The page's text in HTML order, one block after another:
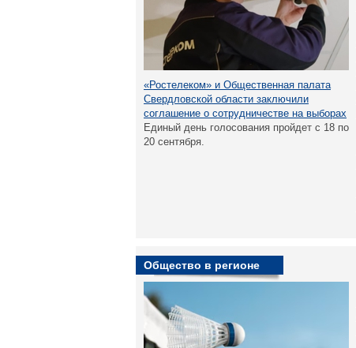
«Ростелеком» и Общественная палата
Свердловской области заключили
соглашение о сотрудничестве на выборах
Единый день голосования пройдет с 18 по
20 сентября.
Общество в регионе